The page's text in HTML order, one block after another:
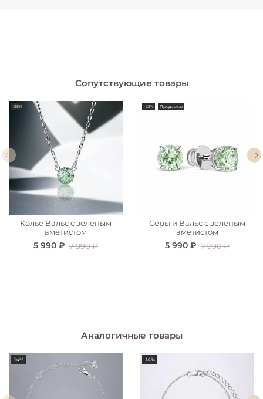
Сопутствующие товары
-25%
Колье Вальс с зеленым
аметистом
5 990 ₽ 7 990 ₽
-25% Предзаказ
Серьги Вальс с зеленым
аметистом
5 990 ₽ 7 990 ₽
Аналогичные товары
-14% -14%